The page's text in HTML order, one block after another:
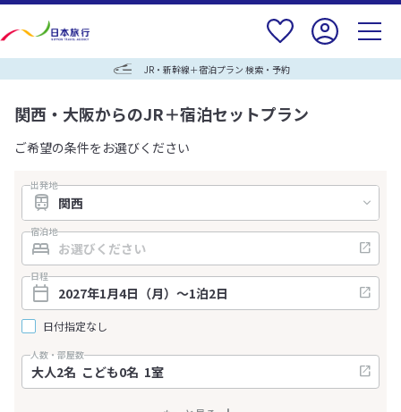
JR・新幹線＋宿泊プラン 検索・予約
関西・大阪からのJR＋宿泊セットプラン
ご希望の条件をお選びください
出発地
宿泊地
日程
日付指定なし
人数・部屋数